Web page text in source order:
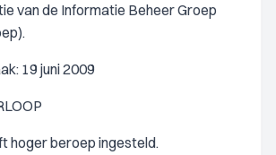
van de Informatie Beheer Groep
19 juni 2009
hoger beroep ingesteld.